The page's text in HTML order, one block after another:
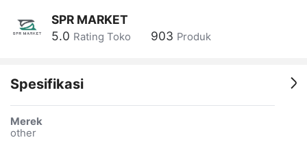
SPR MARKET
5.0 Rating Toko 903 Produk
Spesifikasi
Merek
other